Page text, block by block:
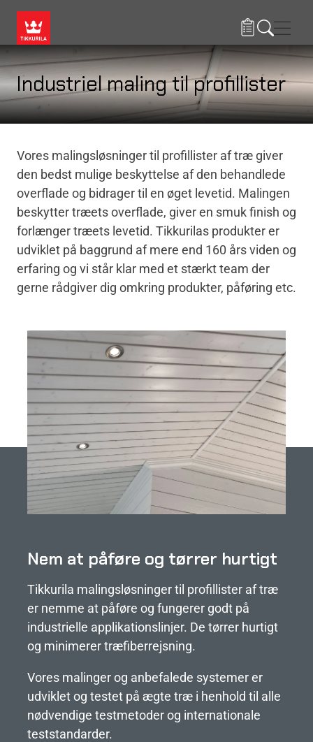
Industriel maling til profillister
Vores malingsløsninger til profillister af træ giver
den bedst mulige beskyttelse af den behandlede
overflade og bidrager til en øget levetid. Malingen
beskytter træets overflade, giver en smuk finish og
forlænger træets levetid. Tikkurilas produkter er
udviklet på baggrund af mere end 160 års viden og
erfaring og vi står klar med et stærkt team der
gerne rådgiver dig omkring produkter, påføring etc.
Nem at påføre og tørrer hurtigt
Tikkurila malingsløsninger til profillister af træ
er nemme at påføre og fungerer godt på
industrielle applikationslinjer. De tørrer hurtigt
og minimerer træfiberrejsning.
Vores malinger og anbefalede systemer er
udviklet og testet på ægte træ i henhold til alle
nødvendige testmetoder og internationale
teststandarder.